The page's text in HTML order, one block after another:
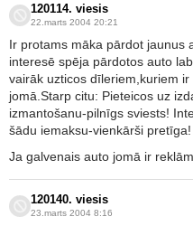
120114. viesis
22.marts 2004 20:21
Ir protams māka pārdot jaunus
interesē spēja pārdotos auto
vairāk uzticos dīleriem,kuriem
jomā.Starp citu: Pieteicos uz
izmantošanu-pilnīgs sviests!
šādu iemaksu-vienkārši pretīga!
Ja galvenais auto jomā ir
120140. viesis
23.marts 2004 8:16